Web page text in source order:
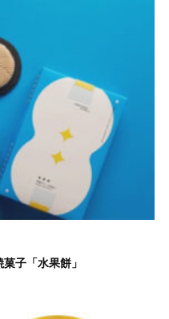
⼦「水果餅」